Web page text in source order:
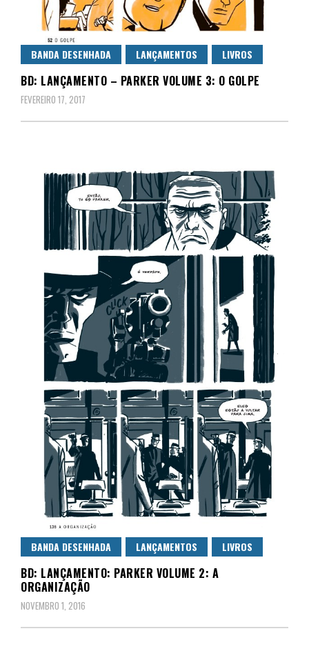
BANDA DESENHADA LANÇAMENTOS LIVROS
BD: LANÇAMENTO – PARKER VOLUME 3: O GOLPE
FEVEREIRO 17, 2017
BANDA DESENHADA LANÇAMENTOS LIVROS
BD: LANÇAMENTO: PARKER VOLUME 2: A
ORGANIZAÇÃO
NOVEMBRO 1, 2016